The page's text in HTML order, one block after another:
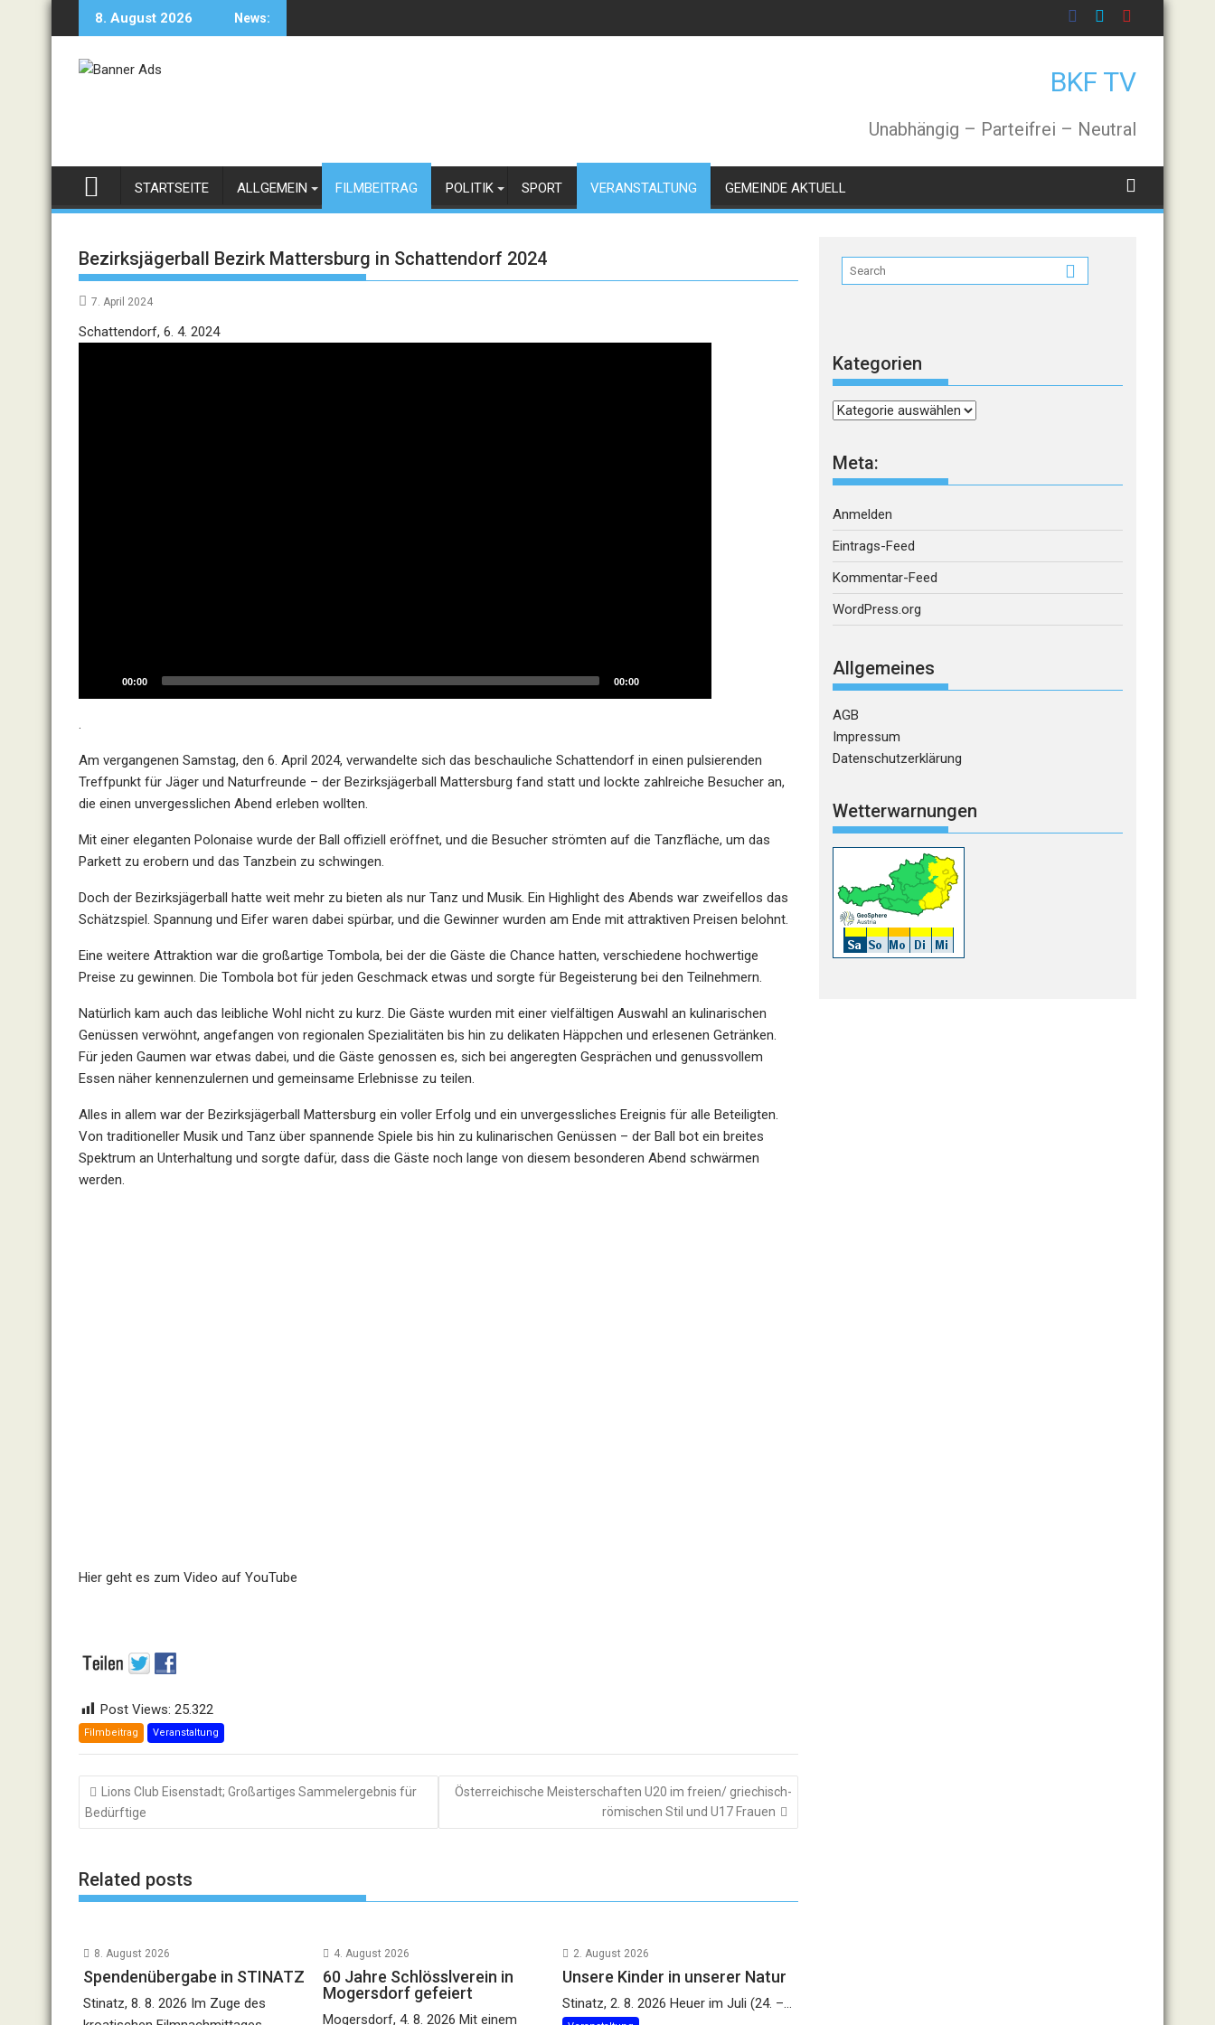
8. August 2026 News:
BKF TV
Unabhängig – Parteifrei – Neutral
STARTSEITE ALLGEMEIN FILMBEITRAG POLITIK SPORT VERANSTALTUNG GEMEINDE AKTUELL
Bezirksjägerball Bezirk Mattersburg in Schattendorf 2024
7. April 2024
Schattendorf, 6. 4. 2024Video
00:00 00:00
.
Am vergangenen Samstag, den 6. April 2024, verwandelte sich das beschauliche Schattendorf in einen pulsierenden
Treffpunkt für Jäger und Naturfreunde – der Bezirksjägerball Mattersburg fand statt und lockte zahlreiche Besucher an,
die einen unvergesslichen Abend erleben wollten.
Mit einer eleganten Polonaise wurde der Ball offiziell eröffnet, und die Besucher strömten auf die Tanzfläche, um das
Parkett zu erobern und das Tanzbein zu schwingen.
Doch der Bezirksjägerball hatte weit mehr zu bieten als nur Tanz und Musik. Ein Highlight des Abends war zweifellos das
Schätzspiel. Spannung und Eifer waren dabei spürbar, und die Gewinner wurden am Ende mit attraktiven Preisen belohnt.
Eine weitere Attraktion war die großartige Tombola, bei der die Gäste die Chance hatten, verschiedene hochwertige
Preise zu gewinnen. Die Tombola bot für jeden Geschmack etwas und sorgte für Begeisterung bei den Teilnehmern.
Natürlich kam auch das leibliche Wohl nicht zu kurz. Die Gäste wurden mit einer vielfältigen Auswahl an kulinarischen
Genüssen verwöhnt, angefangen von regionalen Spezialitäten bis hin zu delikaten Häppchen und erlesenen Getränken.
Für jeden Gaumen war etwas dabei, und die Gäste genossen es, sich bei angeregten Gesprächen und genussvollem
Essen näher kennenzulernen und gemeinsame Erlebnisse zu teilen.
Alles in allem war der Bezirksjägerball Mattersburg ein voller Erfolg und ein unvergessliches Ereignis für alle Beteiligten.
Von traditioneller Musik und Tanz über spannende Spiele bis hin zu kulinarischen Genüssen – der Ball bot ein breites
Spektrum an Unterhaltung und sorgte dafür, dass die Gäste noch lange von diesem besonderen Abend schwärmen
werden.
Hier geht es zum Video auf YouTube
Post Views: 25.322
Filmbeitrag Veranstaltung
Beitragsnavigation
Lions Club Eisenstadt; Großartiges Sammelergebnis für
Bedürftige
Österreichische Meisterschaften U20 im freien/ griechisch-
römischen Stil und U17 Frauen
Related posts
8. August 2026
Spendenübergabe in STINATZ
Stinatz, 8. 8. 2026 Im Zuge des
4. August 2026
60 Jahre Schlösslverein in
Mogersdorf gefeiert
Mogersdorf, 4. 8. 2026 Mit einem
2. August 2026
Unsere Kinder in unserer Natur
Stinatz, 2. 8. 2026 Heuer im Juli (24. –...
Kategorien
Kategorien
Meta:
Anmelden
Eintrags-Feed
Kommentar-Feed
WordPress.org
Allgemeines
AGB
Impressum
Datenschutzerklärung
Wetterwarnungen